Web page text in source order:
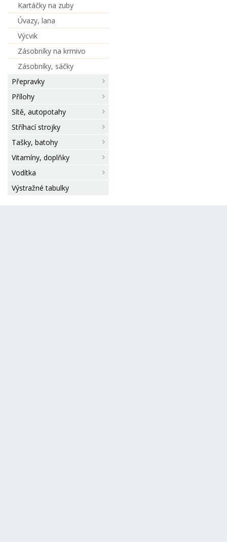
Kartáčky na zuby
Úvazy, lana
Výcvik
Zásobníky na krmivo
Zásobníky, sáčky
Přepravky
Přílohy
Sítě, autopotahy
Stříhací strojky
Tašky, batohy
Vitamíny, doplňky
Vodítka
Výstražné tabulky